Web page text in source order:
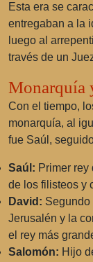
Esta era se
entregaban a la
luego al
través de un
Monarquía
Con el tiempo,
monarquía, al
fue Saúl,
Saúl: Primer rey
de los filisteos y
David: Segundo
Jerusalén y la
el rey más
Salomón: Hijo